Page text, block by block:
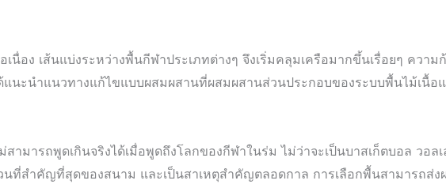
นื่อง เส้นแบ่งระหว่างพื้นกีฬาประเภทต่างๆ จึงเริ่มคลุมเครือมากขึ้นเรื่อยๆ ความ
นะนำแนวทางแก้ไขแบบผสมผสานที่ผสมผสานส่วนประกอบของระบบพื้นไม้เนื้อ
ารถพูดเกินจริงได้เมื่อพูดถึงโลกของกีฬาในร่ม ไม่ว่าจะเป็นบาสเก็ตบอล วอล
ที่สำคัญที่สุดของสนาม และเป็นสาเหตุสำคัญตลอดกาล การเลือกพื้นสามารถส่ง